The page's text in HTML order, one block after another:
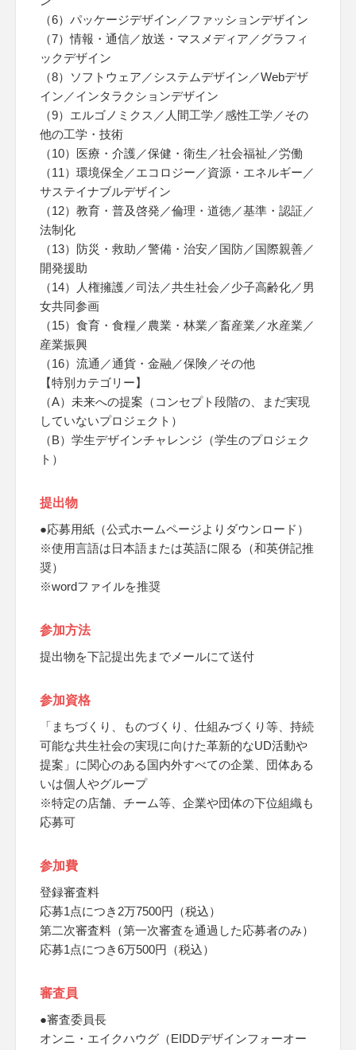
（6）パッケージデザイン／ファッションデザイン
（7）情報・通信／放送・マスメディア／グラフィ
ックデザイン
（8）ソフトウェア／システムデザイン／Webデザ
イン／インタラクションデザイン
（9）エルゴノミクス／人間工学／感性工学／その
他の工学・技術
（10）医療・介護／保健・衛生／社会福祉／労働
（11）環境保全／エコロジー／資源・エネルギー／
サステイナブルデザイン
（12）教育・普及啓発／倫理・道徳／基準・認証／
法制化
（13）防災・救助／警備・治安／国防／国際親善／
開発援助
（14）人権擁護／司法／共生社会／少子高齢化／男
女共同参画
（15）食育・食糧／農業・林業／畜産業／水産業／
産業振興
（16）流通／通貨・金融／保険／その他
【特別カテゴリー】
（A）未来への提案（コンセプト段階の、まだ実現
していないプロジェクト）
（B）学生デザインチャレンジ（学生のプロジェク
ト）
提出物
●応募用紙（公式ホームページよりダウンロード）
※使用言語は日本語または英語に限る（和英併記推
奨）
※wordファイルを推奨
参加方法
提出物を下記提出先までメールにて送付
参加資格
「まちづくり、ものづくり、仕組みづくり等、持続
可能な共生社会の実現に向けた革新的なUD活動や
提案」に関心のある国内外すべての企業、団体ある
いは個人やグループ
※特定の店舗、チーム等、企業や団体の下位組織も
応募可
参加費
登録審査料
応募1点につき2万7500円（税込）
第二次審査料（第一次審査を通過した応募者のみ）
応募1点につき6万500円（税込）
審査員
●審査委員長
オンニ・エイクハウグ（EIDDデザインフォーオー